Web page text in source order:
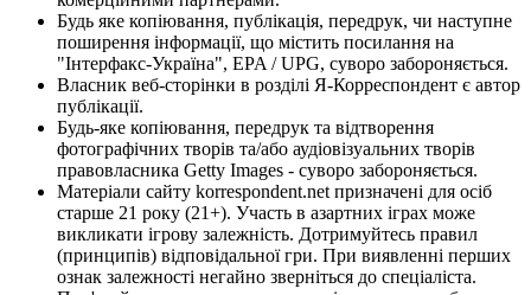
Будь яке копіювання, публікація, передрук, чи наступне
поширення інформації, що містить посилання на
"Інтерфакс-Україна", EPA / UPG, суворо забороняється.
Власник веб-сторінки в розділі Я-Корреспондент є автор
публікації.
Будь-яке копіювання, передрук та відтворення
фотографічних творів та/або аудіовізуальних творів
правовласника Getty Images - суворо забороняється.
Матеріали сайту korrespondent.net призначені для осіб
старше 21 року (21+). Участь в азартних іграх може
викликати ігрову залежність. Дотримуйтесь правил
(принципів) відповідальної гри. При виявленні перших
ознак залежності негайно зверніться до спеціаліста.